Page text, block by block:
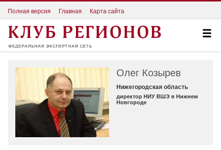
Полная версия Главная Карта сайта
Олег Козырев
Нижегородская область
директор НИУ ВШЭ в Нижнем
Новгороде